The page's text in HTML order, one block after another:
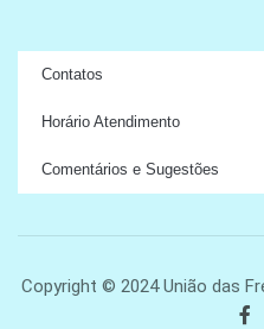
Contatos
Horário Atendimento
Comentários e Sugestões
Copyright © 2024 União das